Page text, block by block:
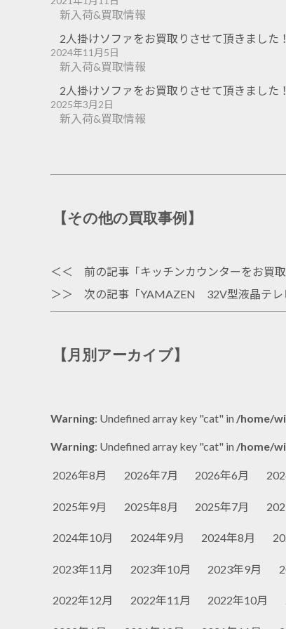
新入荷&買取情報
2人掛けソファをお買取りさせて頂きました
2024年11月5日
新入荷&買取情報
2人掛けソファをお買取りさせて頂きました
2025年3月2日
新入荷&買取情報
【その他の買取事例】
＜＜ 前の記事「キッチンカウンターをお買
＞＞ 次の記事「YAMAZEN 32V型液晶テレ
【月別アーカイブ】
Warning: Undefined array key "cat" in /home/
Warning: Undefined array key "cat" in /home/
2026年8月 2026年7月 2026年6月
2025年9月 2025年8月 2025年7月
2024年10月 2024年9月 2024年8月
2023年11月 2023年10月 2023年9月
2022年12月 2022年11月 2022年10月